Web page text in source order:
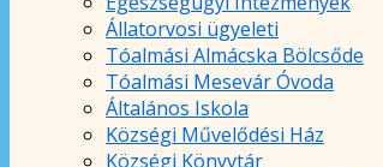
Állatorvosi ügyeleti
Tóalmási Almácska Bölcsőde
Tóalmási Mesevár Óvoda
Általános Iskola
Községi Művelődési Ház
Községi Könyvtár